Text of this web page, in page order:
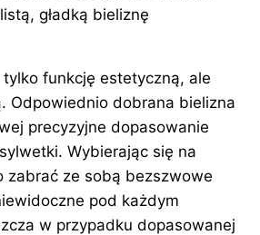
gładką bieliznę
tylko funkcję estetyczną, ale
Odpowiednio dobrana bielizna
precyzyjne dopasowanie
Wybierając się na
zabrać ze sobą bezszwowe
pod każdym
w przypadku dopasowanej